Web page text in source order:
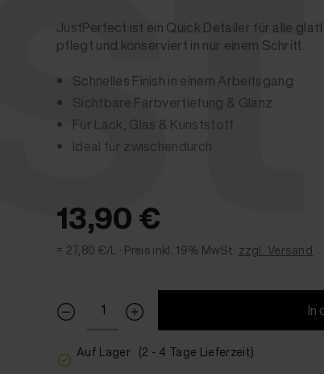
JustPerfect ist ein Quick Detailer für alle
pflegt und konserviert in nur einem Schritt.
Schnelles Finish in einem Arbeitsgang
Sichtbare Farbvertiefung & Glanz
Für Lack, Glas & Kunststoff
Ideal für zwischendurch
13,90 €
= 27,80 €/L · Preis inkl. 19% MwSt. zzgl. Versand
In
Auf Lager (2 - 4 Tage Lieferzeit)